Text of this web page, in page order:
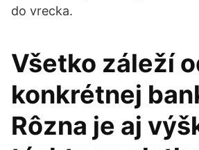
do vrecka.
Všetko záleží
konkrétnej
Rôzna je aj